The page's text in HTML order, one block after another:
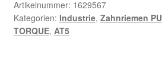
Zahlungsarten
Menge
Artikelnummer: 1629567
Kategorien: Industrie, Zahnriemen PU
TORQUE, AT5